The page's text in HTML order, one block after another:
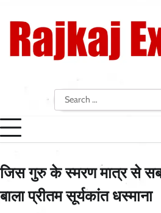
content
Search
for:
जिस गुरु के स्मरण मात्र से
बाला प्रीतम सूर्यकांत धस्माना